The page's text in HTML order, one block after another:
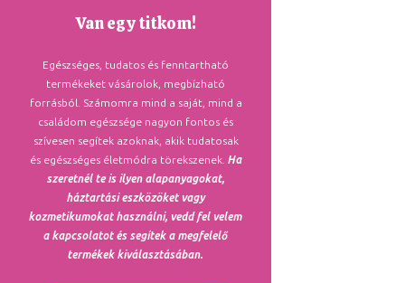
Van egy titkom!
Egészséges, tudatos és fenntartható
termékeket vásárolok, megbízható
forrásból. Számomra mind a saját, mind a
családom egészsége nagyon fontos és
szívesen segítek azoknak, akik tudatosak
és egészséges életmódra törekszenek. Ha
szeretnél te is ilyen alapanyagokat,
háztartási eszközöket vagy
kozmetikumokat használni, vedd fel velem
a kapcsolatot és segítek a megfelelő
termékek kiválasztásában.